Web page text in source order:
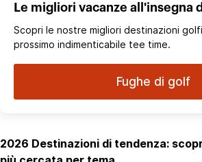
Le migliori vacanze all'insegna
Scopri le nostre migliori destinazioni
prossimo indimenticabile tee time.
Fughe di golf
2026 Destinazioni di tendenza: